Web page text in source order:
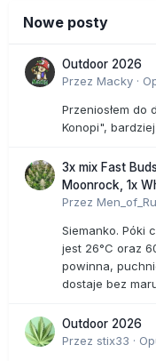
Nowe posty
Outdoor 2026
Przez Macky ·
Przeniosłem do
Konopi",
3x mix Fast
Moonrock, 1x
Przez
Siemanko. Póki
jest 26°C oraz
powinna,
dostaje bez
Outdoor 2026
Przez stix33 ·